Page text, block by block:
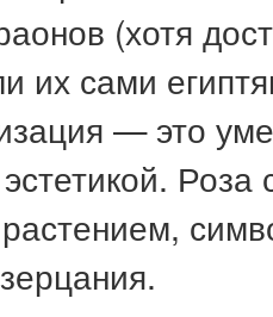
(хотя
их сами
— это